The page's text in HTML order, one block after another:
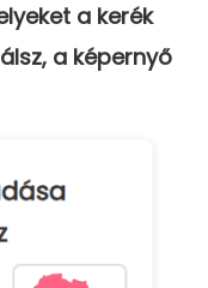
a kerék
a képernyő